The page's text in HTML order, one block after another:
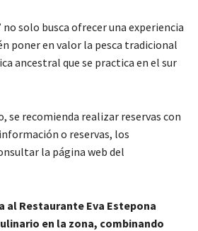
no solo busca ofrecer una experiencia
poner en valor la pesca tradicional
ancestral que se practica en el sur
se recomienda realizar reservas con
o reservas, los
la página web del
al Restaurante Eva Estepona
en la zona, combinando